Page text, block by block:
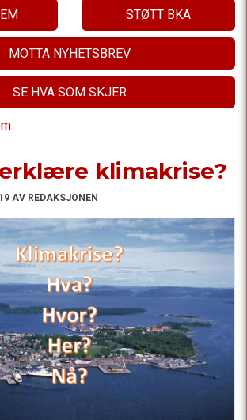
STØTT BKA
MOTTA NYHETSBREV
SE HVA SOM SKJER
klimakrise?
AV REDAKSJONEN